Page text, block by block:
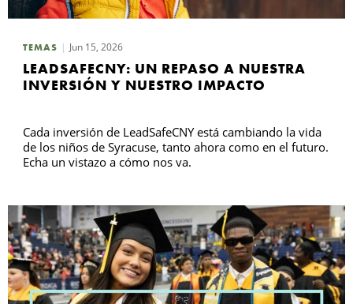
TEMAS Jun 15, 2026
LEADSAFECNY: UN REPASO A NUESTRA
INVERSIÓN Y NUESTRO IMPACTO
Cada inversión de LeadSafeCNY está cambiando la vida
de los niños de Syracuse, tanto ahora como en el futuro.
Echa un vistazo a cómo nos va.